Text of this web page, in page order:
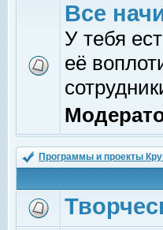
Все
У тебя
её
Программы и проекты